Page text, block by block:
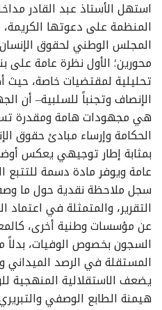
استهل الأستاذ عبد القادر
المنظمة على دعوتها الكريمة،
محورين؛ الأول نظرة عامة على
تحليلية لمقتضيات خاصة، حيث
الإنصاف وتجنباً للسلبية– أن
هي مجهودات هامة ومقدرة
الحكامة وإرساء مبادئ حقوق
بمثابة إطار توجيهي يعكس
عامة ويوفر مادة دسمة للتتبع
سجل ملاحظة نقدية حول ما
التقرير، والمتمثلة في
عن مؤسسات وطنية أخرى،
السجون بخصوص الوفيات،
المستقلة في الرصد الميداني
يضعف الاستقلالية المنهجية
هيمنة الطابع الوصفي